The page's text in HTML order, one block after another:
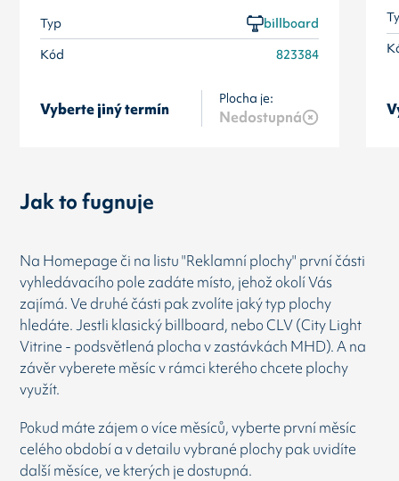
Typ
billboard
Kód
823384
Vyberte jiný termín
Plocha je:
Nedostupná
Jak to fugnuje
Na Homepage či na listu "Reklamní plochy" první části
vyhledávacího pole zadáte místo, jehož okolí Vás
zajímá. Ve druhé části pak zvolíte jaký typ plochy
hledáte. Jestli klasický billboard, nebo CLV (City Light
Vitrine - podsvětlená plocha v zastávkách MHD). A na
závěr vyberete měsíc v rámci kterého chcete plochy
využít.
Pokud máte zájem o více měsíců, vyberte první měsíc
celého období a v detailu vybrané plochy pak uvidíte
další měsíce, ve kterých je dostupná.